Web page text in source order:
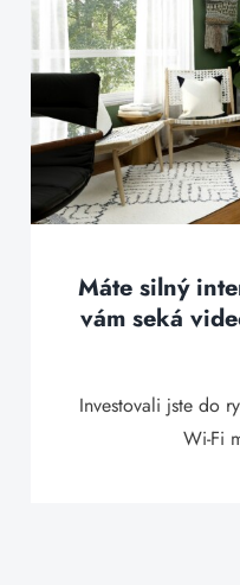
Máte silný
vám seká
Investovali jste do
Wi-Fi